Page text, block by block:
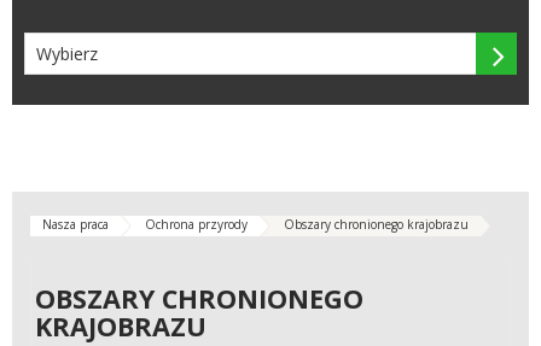

Nasza praca Ochrona przyrody Obszary chronionego krajobrazu
OBSZARY CHRONIONEGO
KRAJOBRAZU